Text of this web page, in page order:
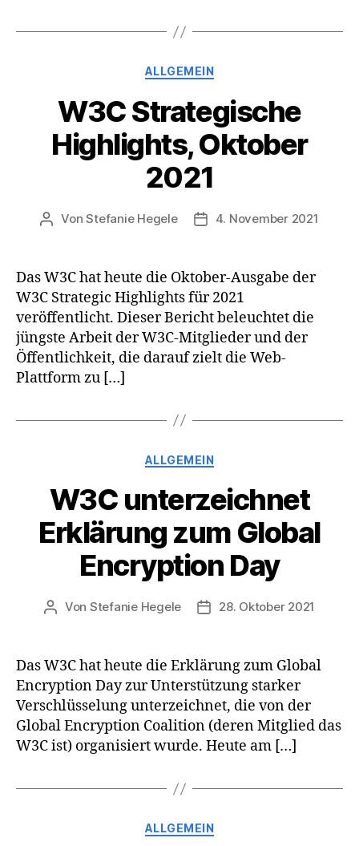
Kategorien
ALLGEMEIN
W3C Strategische
Highlights, Oktober
2021
Beitragsautor
VonStefanie Hegele Veröffentlichungsdatum
4. November 2021
Das W3C hat heute die Oktober-Ausgabe der
W3C Strategic Highlights für 2021
veröffentlicht. Dieser Bericht beleuchtet die
jüngste Arbeit der W3C-Mitglieder und der
Öffentlichkeit, die darauf zielt die Web-
Plattform zu […]
Kategorien
ALLGEMEIN
W3C unterzeichnet
Erklärung zum Global
Encryption Day
Beitragsautor
Von Stefanie Hegele Veröffentlichungsdatum
28. Oktober 2021
Das W3C hat heute die Erklärung zum Global
Encryption Day zur Unterstützung starker
Verschlüsselung unterzeichnet, die von der
Global Encryption Coalition (deren Mitglied das
W3C ist) organisiert wurde. Heute am […]
Kategorien
ALLGEMEIN